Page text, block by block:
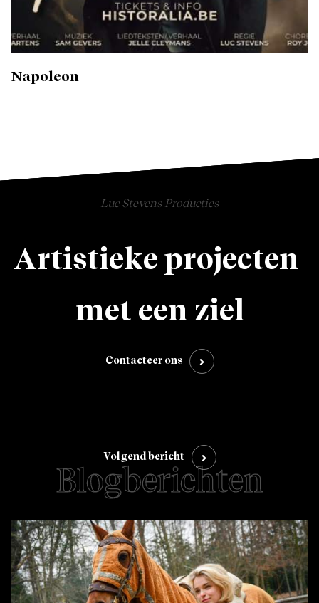
Napoleon
Luc Stevens Producties
Artistieke projecten
met een ziel
Contacteer ons
Blogberichten
Volgend bericht